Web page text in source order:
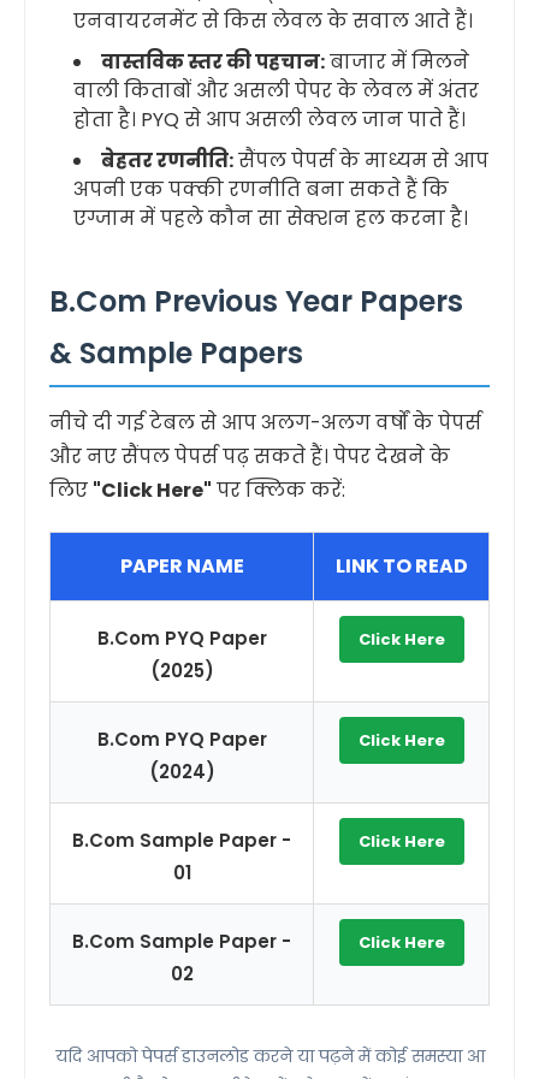
एनवायरनमेंट से किस लेवल के सवाल आते हैं।
वास्तविक स्तर की पहचान:बाजार में मिलने
वाली किताबों और असली पेपर के लेवल में अंतर
होता है। PYQ से आप असली लेवल जान पाते हैं।
बेहतर रणनीति:सैंपल पेपर्स के माध्यम से आप
अपनी एक पक्की रणनीति बना सकते हैं कि
एग्जाम में पहले कौन सा सेक्शन हल करना है।
B.Com Previous Year Papers
& Sample Papers
नीचे दी गई टेबल से आप अलग-अलग वर्षों के पेपर्स
और नए सैंपल पेपर्स पढ़ सकते हैं। पेपर देखने के
लिए "Click Here" पर क्लिक करें:
PAPER NAME LINK TO READ
B.Com PYQ Paper
(2025)
Click Here
B.Com PYQ Paper
(2024)
Click Here
B.Com Sample Paper -
01
Click Here
B.Com Sample Paper -
02
Click Here
यदि आपको पेपर्स डाउनलोड करने या पढ़ने में कोई समस्या आ